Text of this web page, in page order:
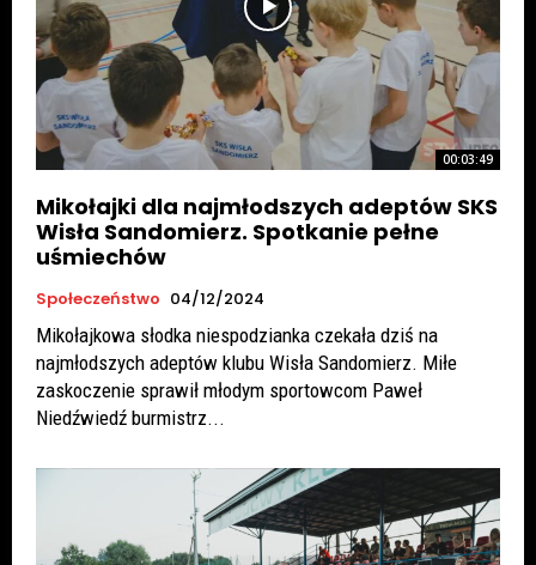
00:03:49
Mikołajki dla najmłodszych adeptów SKS
Wisła Sandomierz. Spotkanie pełne
uśmiechów
Społeczeństwo 04/12/2024
Mikołajkowa słodka niespodzianka czekała dziś na
najmłodszych adeptów klubu Wisła Sandomierz. Miłe
zaskoczenie sprawił młodym sportowcom Paweł
Niedźwiedź burmistrz...